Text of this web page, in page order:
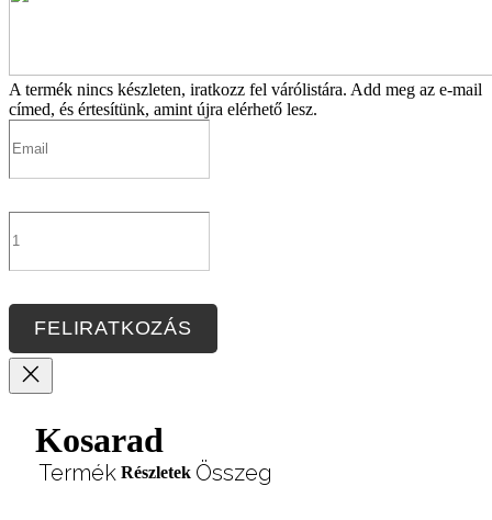
A termék nincs készleten, iratkozz fel várólistára. Add meg az e-mail
címed, és értesítünk, amint újra elérhető lesz.
FELIRATKOZÁS
Kosarad
Termék Részletek Összeg